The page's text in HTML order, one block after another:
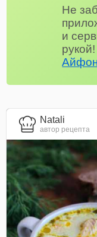
Не
и
рукой!
Natali
автор рецепта